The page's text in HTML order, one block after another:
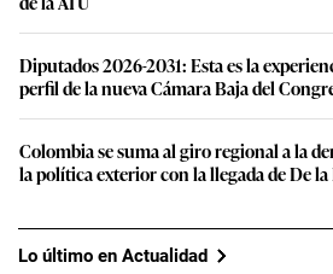
Diputados 2026-2031: Esta es la
perfil de la nueva Cámara Baja del
Colombia se suma al giro regional a la
la política exterior con la llegada de De
Lo último en Actualidad